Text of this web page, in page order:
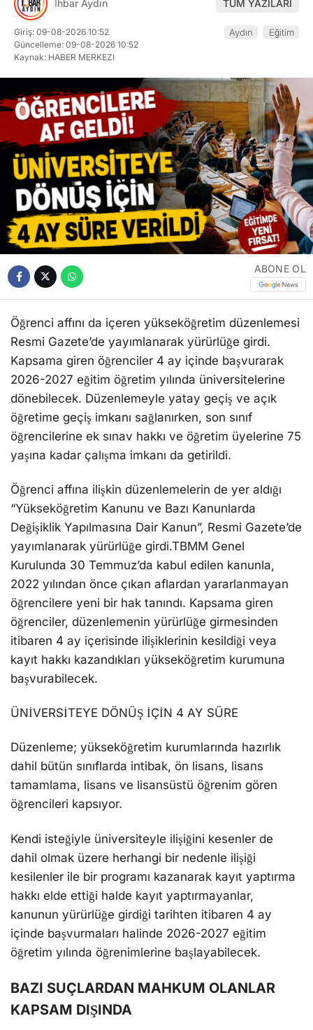
İhbar Aydın TÜM YAZILARI
Giriş: 09-08-2026 10:52
Güncelleme: 09-08-2026 10:52
Kaynak: HABER MERKEZI
Aydın Eğitim
ABONE OL
Öğrenci affını da içeren yükseköğretim düzenlemesi
Resmi Gazete’de yayımlanarak yürürlüğe girdi.
Kapsama giren öğrenciler 4 ay içinde başvurarak
2026-2027 eğitim öğretim yılında üniversitelerine
dönebilecek. Düzenlemeyle yatay geçiş ve açık
öğretime geçiş imkanı sağlanırken, son sınıf
öğrencilerine ek sınav hakkı ve öğretim üyelerine 75
yaşına kadar çalışma imkanı da getirildi.
Öğrenci affına ilişkin düzenlemelerin de yer aldığı
“Yükseköğretim Kanunu ve Bazı Kanunlarda
Değişiklik Yapılmasına Dair Kanun”, Resmi Gazete’de
yayımlanarak yürürlüğe girdi.TBMM Genel
Kurulunda 30 Temmuz’da kabul edilen kanunla,
2022 yılından önce çıkan aflardan yararlanmayan
öğrencilere yeni bir hak tanındı. Kapsama giren
öğrenciler, düzenlemenin yürürlüğe girmesinden
itibaren 4 ay içerisinde ilişiklerinin kesildiği veya
kayıt hakkı kazandıkları yükseköğretim kurumuna
başvurabilecek.
ÜNİVERSİTEYE DÖNÜŞ İÇİN 4 AY SÜRE
Düzenleme; yükseköğretim kurumlarında hazırlık
dahil bütün sınıflarda intibak, ön lisans, lisans
tamamlama, lisans ve lisansüstü öğrenim gören
öğrencileri kapsıyor.
Kendi isteğiyle üniversiteyle ilişiğini kesenler de
dahil olmak üzere herhangi bir nedenle ilişiği
kesilenler ile bir programı kazanarak kayıt yaptırma
hakkı elde ettiği halde kayıt yaptırmayanlar,
kanunun yürürlüğe girdiği tarihten itibaren 4 ay
içinde başvurmaları halinde 2026-2027 eğitim
öğretim yılında öğrenimlerine başlayabilecek.
BAZI SUÇLARDAN MAHKUM OLANLAR
KAPSAM DIŞINDA